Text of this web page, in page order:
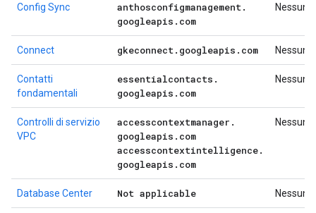
Config Sync anthosconfigmanagement.
googleapis . com
Nessuno
Connect gkeconnect. googleapis . com Nessuno
Contatti
fondamentali
essentialcontacts .
googleapis . com
Nessuno
Controlli di servizio
VPC
accesscontextmanager .
googleapis . com
accesscontextintelligence.
googleapis . com
Nessuno
Database Center Not applicable Nessuno